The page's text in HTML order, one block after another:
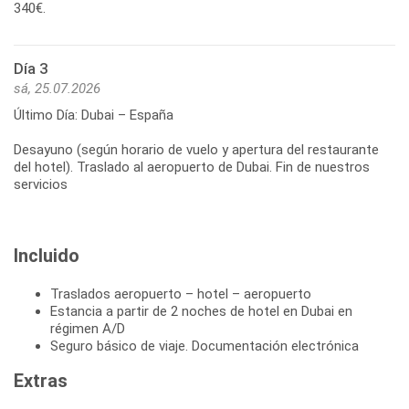
Día 3
sá, 25.07.2026
Último Día: Dubai – España
Desayuno (según horario de vuelo y apertura del restaurante
del hotel). Traslado al aeropuerto de Dubai. Fin de nuestros
Incluido
Traslados aeropuerto – hotel – aeropuerto
Estancia a partir de 2 noches de hotel en Dubai en
régimen A/D
Seguro básico de viaje. Documentación electrónica
Extras